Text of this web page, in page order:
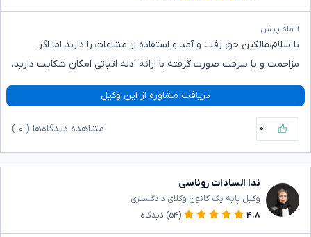
۹ ماه پیش
با سلام،مالکین حق رفت و آمد و استفاده از مشاعات را دارند اما اگر
مزاحمت و یا سرقت صورت گرفته با ارائه ادله اثباتی امکان شکایت دارید.
دریافت مشاوره از این وکیل
۰ مشاهده دیدگاه‌ها ( ۰
ندا السادات روناسی
وکیل پایه یک کانون وکلای دادگستری
۴.۸
(۵۴) دیدگاه